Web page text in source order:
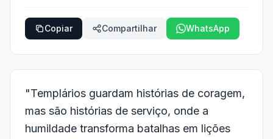
Copiar Compartilhar WhatsApp
"Templários guardam histórias de coragem,
mas são histórias de serviço, onde a
humildade transforma batalhas em lições